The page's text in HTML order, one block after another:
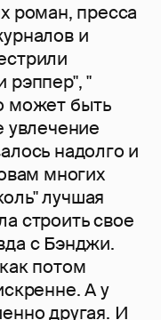
роман, пресса
и
рэппер", "
может быть
увлечение
надолго и
многих
лучшая
строить свое
с Бэнджи.
потом
А у
другая. И